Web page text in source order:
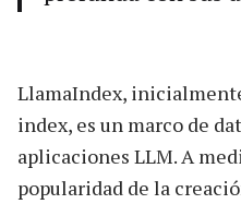
LlamaIndex,
index, es un marco de
aplicaciones LLM. A
popularidad de la